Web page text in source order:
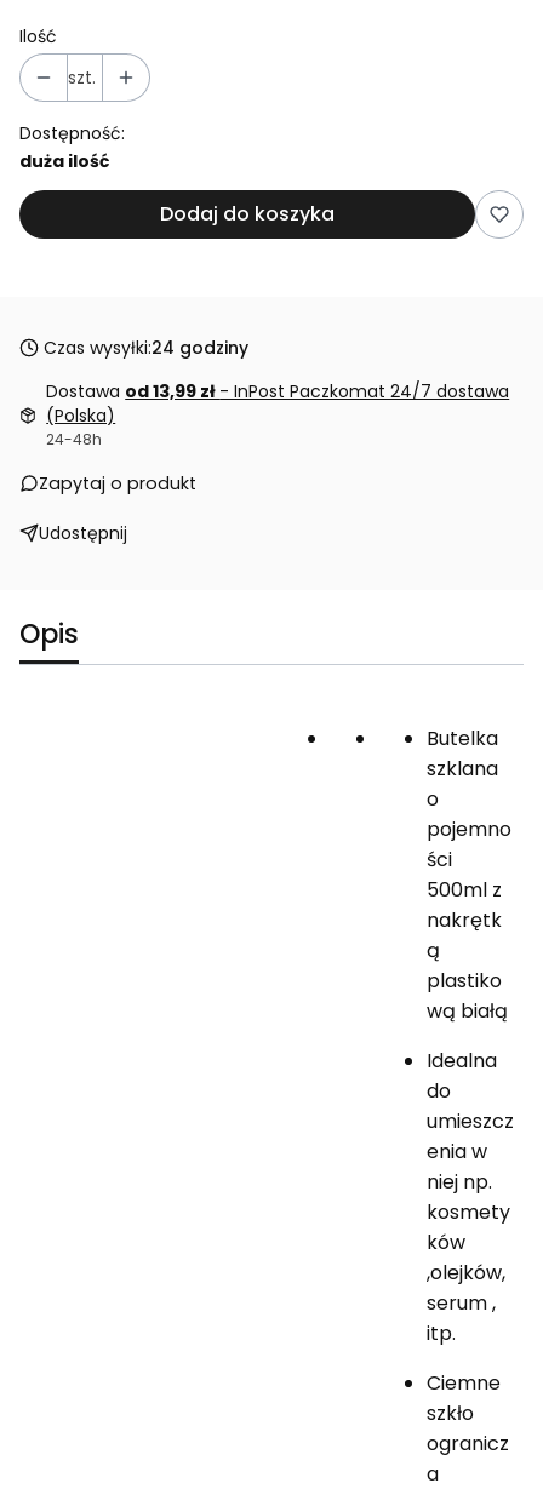
Ilość
szt.
Dostępność:
duża ilość
Dodaj do koszyka
Czas wysyłki:24 godziny
Dostawa od 13,99 zł - InPost Paczkomat 24/7 dostawa
(Polska)
24-48h
Zapytaj o produkt
Udostępnij
Opis
Butelka
szklana
o
pojemno
ści
500ml z
nakrętk
ą
plastiko
wą białą
Idealna
do
umieszcz
enia w
niej np.
kosmety
ków
,olejków,
serum ,
itp.
Ciemne
szkło
ogranicz
a